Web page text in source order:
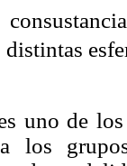
uno de
los